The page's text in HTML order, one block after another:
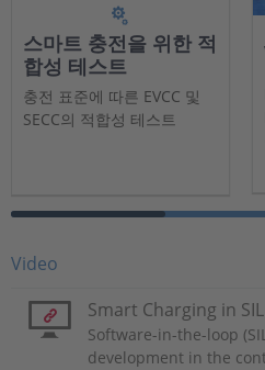
스마트 충전을 위한 적
합성 테스트
충전 표준에 따른 EVCC 및
SECC의 적합성 테스트
Video
Smart Charging in
Software-in-the-loop
development in the